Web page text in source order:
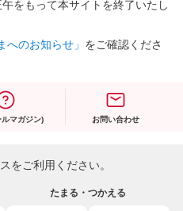
をもって本サイトを終了いたし
へのお知らせ」 をご確認くださ
マガジン) お問い合わせ
をご利用ください。
たまる・つかえる